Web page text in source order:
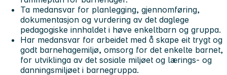
Ta medansvar for planlegging, gjennomføring,
dokumentasjon og vurdering av det daglege
pedagogiske innhaldet i høve enkeltbarn og gruppa.
Har medansvar for arbeidet med å skape eit trygt og
godt barnehagemiljø, omsorg for det enkelte barnet,
for utviklinga av det sosiale miljøet og lærings- og
danningsmiljøet i barnegruppa.